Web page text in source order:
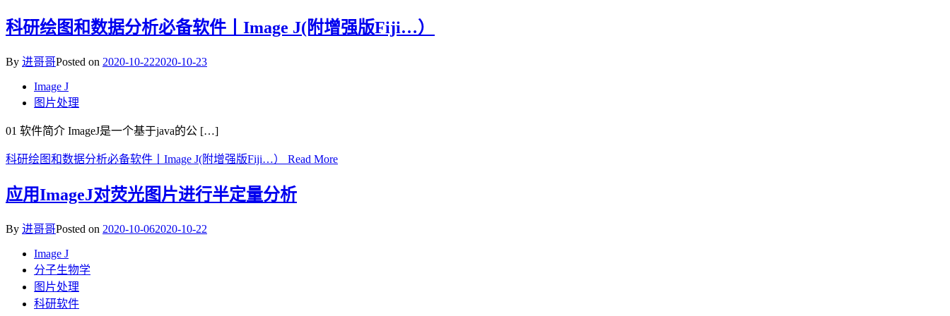
科研绘图和数据分析必备软件丨Image J(附增强版Fiji…）
By 进哥哥Posted on 2020-10-222020-10-23
Image J
图片处理
01 软件简介 ImageJ是一个基于java的公 […]
科研绘图和数据分析必备软件丨Image J(附增强版Fiji…） Read More
应用ImageJ对荧光图片进行半定量分析
By 进哥哥Posted on 2020-10-062020-10-22
Image J
分子生物学
图片处理
科研软件